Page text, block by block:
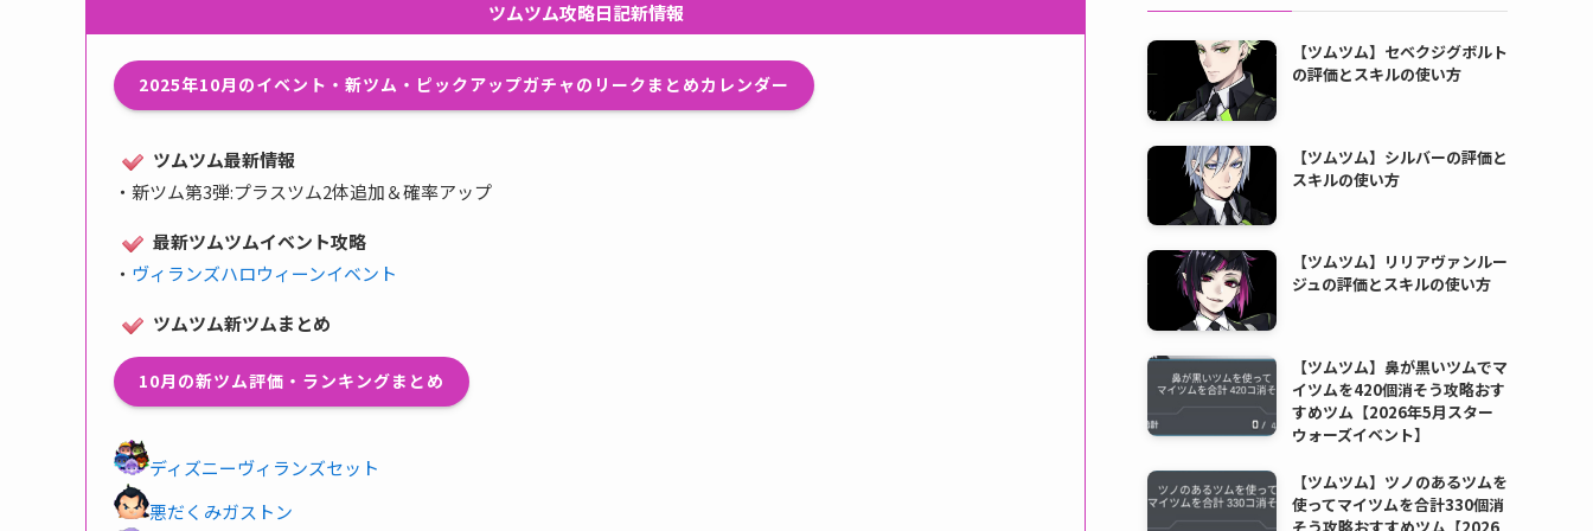
ツムツム攻略日記新情報
2025年10月のイベント・新ツム・ピックアップガチャのリークまとめカレンダー
ツムツム最新情報
・ 新ツム第3弾:プラスツム2体追加＆確率アップ
最新ツムツムイベント攻略
・ ヴィランズハロウィーンイベント
ツムツム新ツムまとめ
10月の新ツム評価・ランキングまとめ
ディズニーヴィランズセット
悪だくみガストン
【ツムツム】セベクジグボルト
の評価とスキルの使い方
【ツムツム】シルバーの評価と
スキルの使い方
【ツムツム】リリアヴァンルー
ジュの評価とスキルの使い方
【ツムツム】鼻が黒いツムでマ
イツムを420個消そう攻略おす
すめツム【2026年5月スター
ウォーズイベント】
【ツムツム】ツノのあるツムを
使ってマイツムを合計330個消